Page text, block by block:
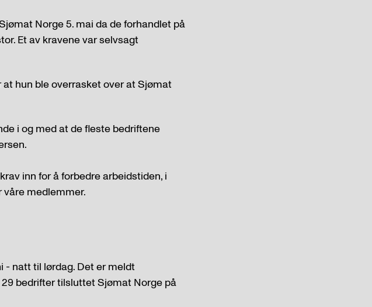
Norge 5. mai da de forhandlet på
Et av kravene var selvsagt
hun ble overrasket over at Sjømat
i og med at de fleste bedriftene
inn for å forbedre arbeidstiden, i
medlemmer.
- natt til lørdag. Det er meldt
bedrifter tilsluttet Sjømat Norge på